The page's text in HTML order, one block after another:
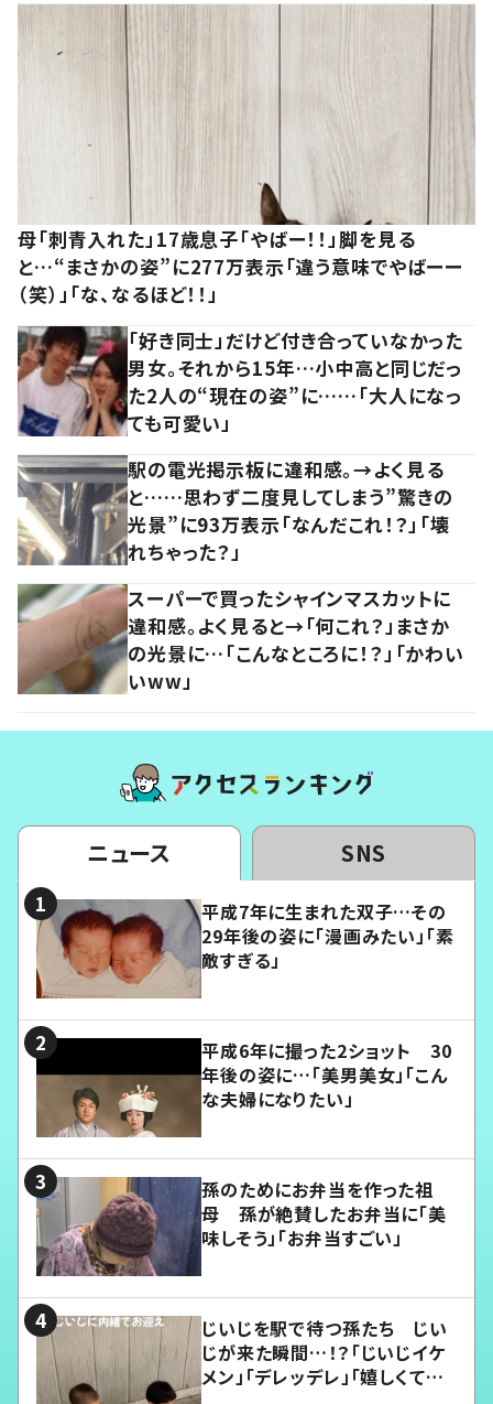
母「刺青入れた」17歳息子「やばー！！」脚を見る
と…“まさかの姿”に277万表示「違う意味でやばーー
（笑）」「な、なるほど！！」
「好き同士」だけど付き合っていなかった
男女。それから15年…小中高と同じだっ
た2人の“現在の姿”に……「大人になっ
ても可愛い」
駅の電光掲示板に違和感。→よく見る
と……思わず二度見してしまう”驚きの
光景”に93万表示「なんだこれ！？」「壊
れちゃった？」
スーパーで買ったシャインマスカットに
違和感。よく見ると→「何これ？」まさか
の光景に…「こんなところに！？」「かわい
いww」
ニュース SNS
平成7年に生まれた双子…その
29年後の姿に「漫画みたい」「素
敵すぎる」
平成6年に撮った2ショット 30
年後の姿に…「美男美女」「こん
な夫婦になりたい」
孫のためにお弁当を作った祖
母 孫が絶賛したお弁当に「美
味しそう」「お弁当すごい」
じいじを駅で待つ孫たち じい
じが来た瞬間…！？「じいじイケ
メン」「デレッデレ」「嬉しくて可